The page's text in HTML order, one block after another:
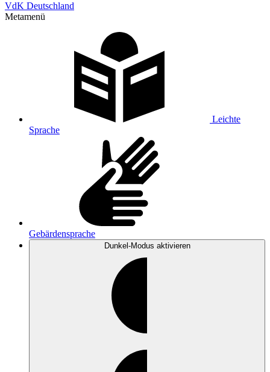
VdK Deutschland
Metamenü
Leichte
Sprache
Gebärdensprache
Dunkel-Modus aktivieren